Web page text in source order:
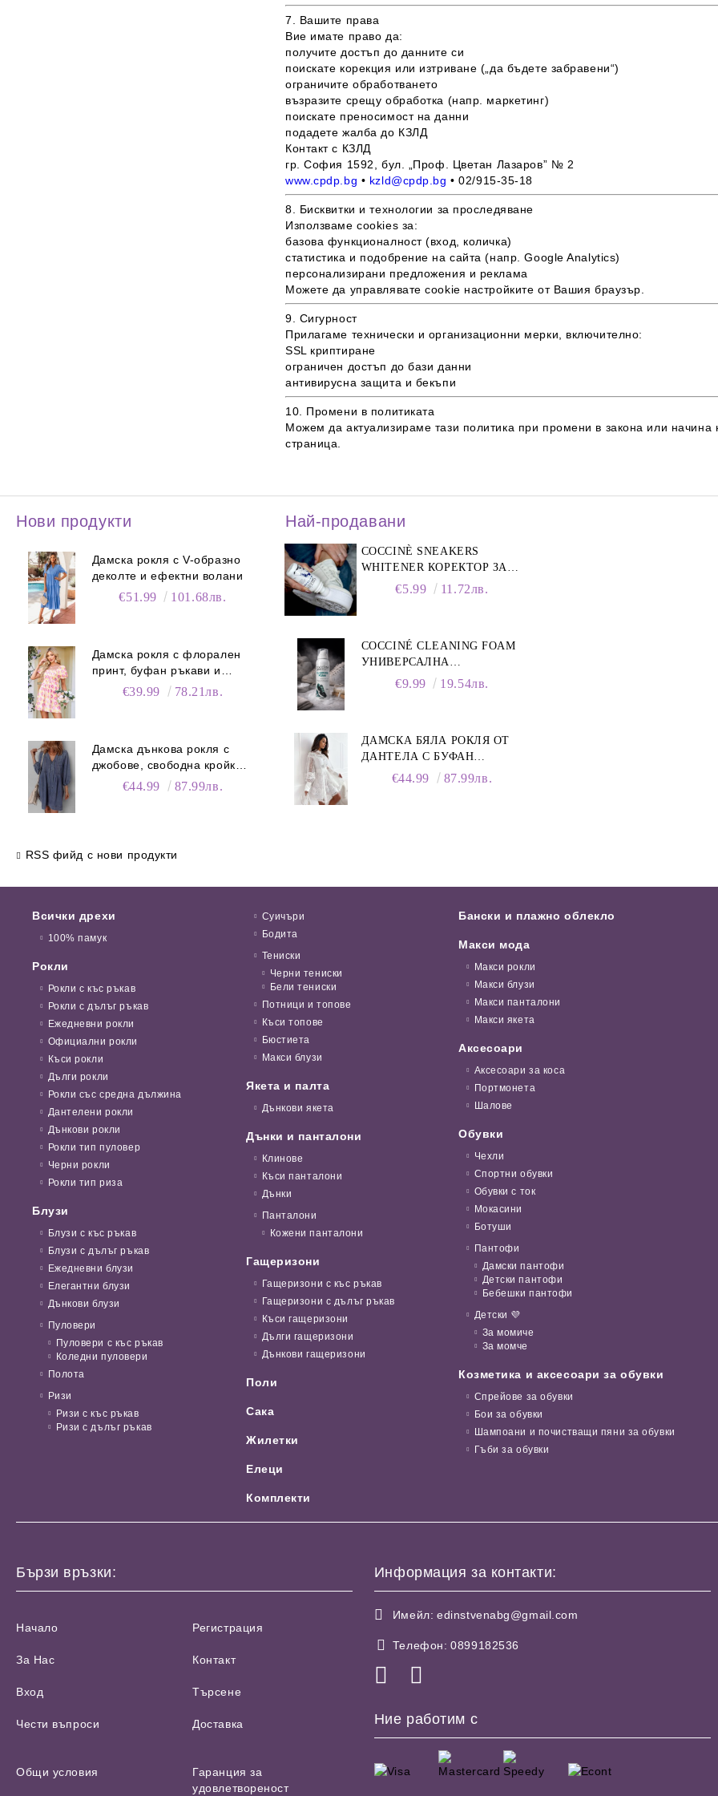
7. Вашите права
Вие имате право да:
получите достъп до данните си
поискате корекция или изтриване („да бъдете забравени“)
ограничите обработването
възразите срещу обработка (напр. маркетинг)
поискате преносимост на данни
подадете жалба до КЗЛД
Контакт с КЗЛД
гр. София 1592, бул. „Проф. Цветан Лазаров” № 2
www.cpdp.bg • kzld@cpdp.bg • 02/915-35-18
8. Бисквитки и технологии за проследяване
Използваме cookies за:
базова функционалност (вход, количка)
статистика и подобрение на сайта (напр. Google Analytics)
персонализирани предложения и реклама
Можете да управлявате cookie настройките от Вашия браузър.
9. Сигурност
Прилагаме технически и организационни мерки, включително:
SSL криптиране
ограничен достъп до бази данни
антивирусна защита и бекъпи
10. Промени в политиката
Можем да актуализираме тази политика при промени в закона или
страница.
Нови продукти
Дамска рокля с V-образно
деколте и ефектни волани
€51.99 101.68лв.
Дамска рокля с флорален
принт, буфан ръкави и
джобове€39.99 78.21лв.
Дамска дънкова рокля с
джобове, свободна кройка и
V-образно деколте
€44.99 87.99лв.
RSS фийд с нови продукти
Най-продавани
COCCINÈ SNEAKERS
WHITENER КОРЕКТОР ЗА
БЕЛИ МАРАТОНКИ, 75 ML
€5.99 11.72лв.
COCCINÉ CLEANING FOAM
УНИВЕРСАЛНА
ПОЧИСТВАЩА ПЯНА ЗА
€9.99 19.54лв.
ДАМСКА БЯЛА РОКЛЯ ОТ
ДАНТЕЛА С БУФАН
РЪКАВИ И ЯКА
€44.99 87.99лв.
Всички дрехи
100% памук
Рокли
Рокли с къс ръкав
Рокли с дълъг ръкав
Ежедневни рокли
Официални рокли
Къси рокли
Дълги рокли
Рокли със средна дължина
Дантелени рокли
Дънкови рокли
Рокли тип пуловер
Черни рокли
Рокли тип риза
Блузи
Блузи с къс ръкав
Блузи с дълъг ръкав
Ежедневни блузи
Елегантни блузи
Дънкови блузи
Пуловери
Пуловери с къс ръкав
Коледни пуловери
Полота
Ризи
Ризи с къс ръкав
Ризи с дълъг ръкав
Суичъри
Бодита
Тениски
Черни тениски
Бели тениски
Потници и топове
Къси топове
Бюстиета
Макси блузи
Якета и палта
Дънкови якета
Дънки и панталони
Клинове
Къси панталони
Дънки
Панталони
Кожени панталони
Гащеризони
Гащеризони с къс ръкав
Гащеризони с дълъг ръкав
Къси гащеризони
Дълги гащеризони
Дънкови гащеризони
Поли
Сака
Жилетки
Елеци
Комплекти
Бански и плажно облекло
Макси мода
Макси рокли
Макси блузи
Макси панталони
Макси якета
Аксесоари
Аксесоари за коса
Портмонета
Шалове
Обувки
Чехли
Спортни обувки
Обувки с ток
Мокасини
Ботуши
Пантофи
Дамски пантофи
Детски пантофи
Бебешки пантофи
Детски 💜
За момиче
За момче
Козметика и аксесоари за обувки
Спрейове за обувки
Бои за обувки
Шампоани и почистващи пяни за обувки
Гъби за обувки
Бързи връзки:
Начало
За Нас
Вход
Чести въпроси
Регистрация
Контакт
Търсене
Доставка
Общи условия
Гаранция за
удовлетвореност
Информация за контакти:
Имейл: edinstvenabg@gmail.com
Телефон: 0899182536
Ние работим с